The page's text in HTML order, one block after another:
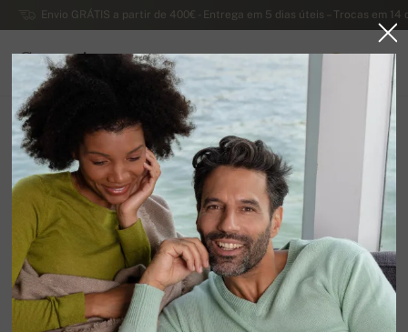
Envio GRÁTIS a partir de 400€ - Entrega em 5 dias úteis – Trocas em
Caxemira
PORTUGAL
Página principal SUÉTERES MASCULINOS